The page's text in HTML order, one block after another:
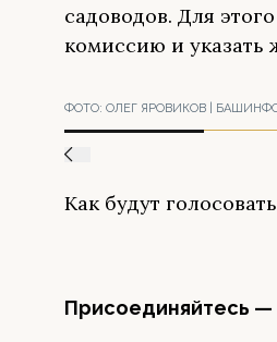
садоводов. Для
комиссию и указать
ФОТО: ОЛЕГ ЯРОВИКОВ |
Как будут
Присоединяйтесь —